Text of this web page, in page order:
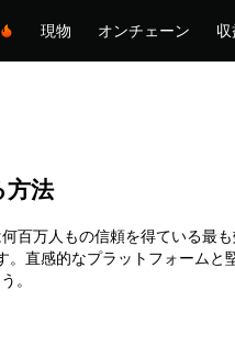
現物 オンチェーン 収
方法
百万人もの信頼を得ている
直感的なプラットフォーム
。